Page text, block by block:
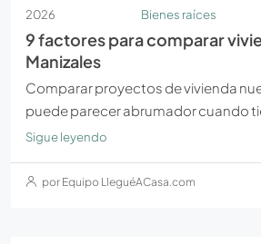
2026
Bienes raíces
9 factores para comparar
Manizales
Comparar proyectos de vivienda
puede parecer abrumador cuando
Sigue leyendo
por Equipo LleguéACasa.com